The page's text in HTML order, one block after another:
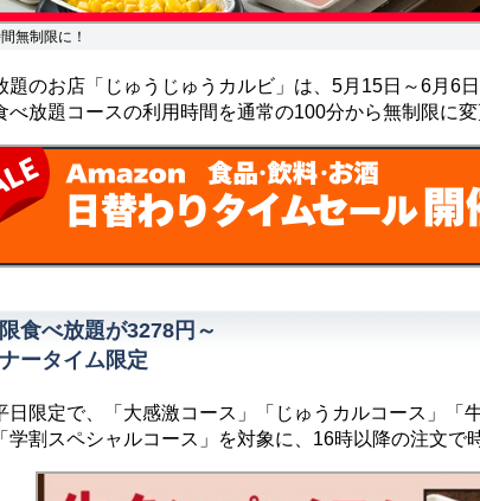
無制限に！
のお店「じゅうじゅうカルビ」は、5月15日～6月6
べ放題コースの利用時間を通常の100分から無制限に変
食べ放題が3278円～
ータイム限定
限定で、「大感激コース」「じゅうカルコース」「
学割スペシャルコース」を対象に、16時以降の注文で